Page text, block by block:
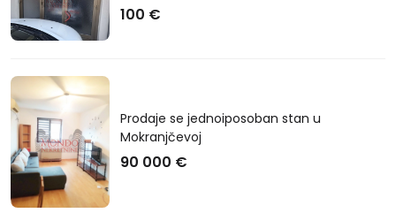
100 €
Prodaje se jednoiposoban stan u
Mokranjčevoj
90 000 €